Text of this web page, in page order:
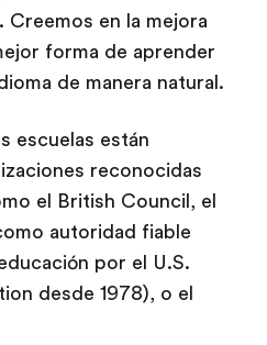
Creemos en la mejora
forma de aprender
de manera natural.
escuelas están
reconocidas
el British Council, el
autoridad fiable
por el U.S.
desde 1978), o el